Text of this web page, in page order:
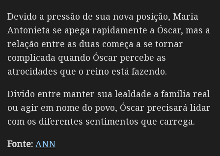
Devido a pressão de sua nova posição, Maria
Antonieta se apega rapidamente a Óscar, mas a
relação entre as duas começa a se tornar
complicada quando Óscar percebe as
atrocidades que o reino está fazendo.
Divido entre manter sua lealdade a família real
ou agir em nome do povo, Óscar precisará lidar
com os diferentes sentimentos que carrega.
Fonte: ANN